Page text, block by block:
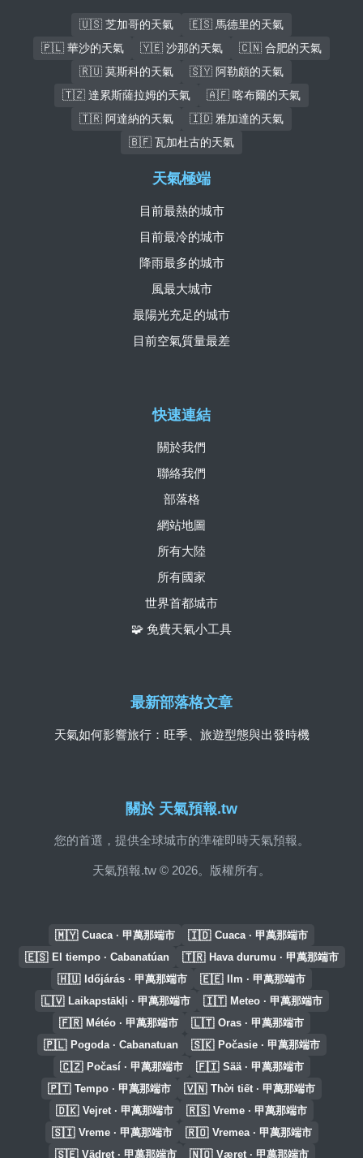
🇺🇸 芝加哥的天氣
🇪🇸 馬德里的天氣
🇵🇱 華沙的天氣
🇾🇪 沙那的天氣
🇨🇳 合肥的天氣
🇷🇺 莫斯科的天氣
🇸🇾 阿勒頗的天氣
🇹🇿 達累斯薩拉姆的天氣
🇦🇫 喀布爾的天氣
🇹🇷 阿達納的天氣
🇮🇩 雅加達的天氣
🇧🇫 瓦加杜古的天氣
關於 天氣預報.tw
您的首選，提供全球城市的準確即時天氣預報。
天氣預報.tw © 2026。版權所有。
快速連結
關於我們
聯絡我們
部落格
網站地圖
所有大陸
所有國家
世界首都城市
🧩 免費天氣小工具
天氣極端
目前最熱的城市
目前最冷的城市
降雨最多的城市
風最大城市
最陽光充足的城市
目前空氣質量最差
最新部落格文章
天氣如何影響旅行：旺季、旅遊型態與出發時機
🇲🇾 Cuaca · 甲萬那端市 🇮🇩 Cuaca · 甲萬那端市
🇪🇸 El tiempo · Cabanatúan 🇹🇷 Hava durumu · 甲萬那端市
🇭🇺 Időjárás · 甲萬那端市 🇪🇪 Ilm · 甲萬那端市
🇱🇻 Laikapstākļi · 甲萬那端市 🇮🇹 Meteo · 甲萬那端市
🇫🇷 Météo · 甲萬那端市 🇱🇹 Oras · 甲萬那端市
🇵🇱 Pogoda · Cabanatuan 🇸🇰 Počasie · 甲萬那端市
🇨🇿 Počasí · 甲萬那端市 🇫🇮 Sää · 甲萬那端市
🇵🇹 Tempo · 甲萬那端市 🇻🇳 Thời tiết · 甲萬那端市
🇩🇰 Vejret · 甲萬那端市 🇷🇸 Vreme · 甲萬那端市
🇸🇮 Vreme · 甲萬那端市 🇷🇴 Vremea · 甲萬那端市
🇸🇪 Vädret · 甲萬那端市 🇳🇴 Været · 甲萬那端市